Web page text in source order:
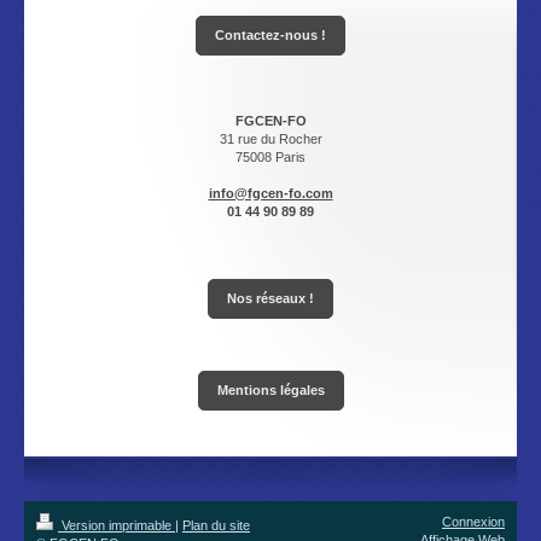
Contactez-nous !
FGCEN-FO
31 rue du Rocher
75008 Paris
info@fgcen-fo.com
01 44 90 89 89
Nos réseaux !
Mentions légales
Version imprimable | Plan du site
Connexion